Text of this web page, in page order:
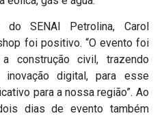
SENAI Petrolina, Carol
foi positivo. “O evento foi
construção civil, trazendo
digital, para esse
para a nossa região”. Ao
dias de evento também